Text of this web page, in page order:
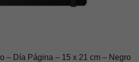
– Día Página – 15 x 21 cm – Negro